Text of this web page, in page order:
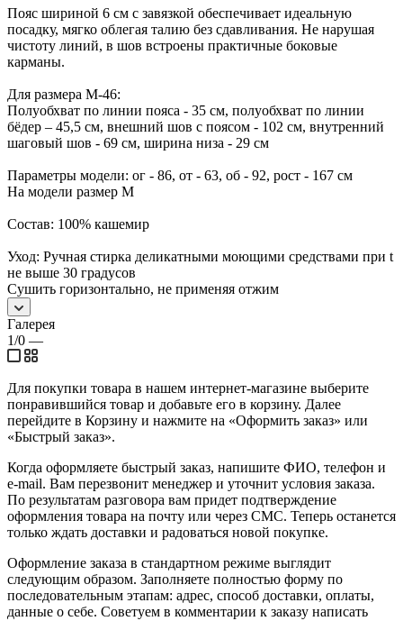
Пояс шириной 6 см с завязкой обеспечивает идеальную
посадку, мягко облегая талию без сдавливания. Не нарушая
чистоту линий, в шов встроены практичные боковые
карманы.
Для размера M-46:
Полуобхват по линии пояса - 35 см, полуобхват по линии
бёдер – 45,5 см, внешний шов с поясом - 102 см, внутренний
шаговый шов - 69 см, ширина низа - 29 см
Параметры модели: ог - 86, от - 63, об - 92, рост - 167 см
На модели размер M
Состав: 100% кашемир
Уход: Ручная стирка деликатными моющими средствами при t
не выше 30 градусов
Сушить горизонтально, не применяя отжим
Галерея
1/0 —
Для покупки товара в нашем интернет-магазине выберите
понравившийся товар и добавьте его в корзину. Далее
перейдите в Корзину и нажмите на «Оформить заказ» или
«Быстрый заказ».
Когда оформляете быстрый заказ, напишите ФИО, телефон и
e-mail. Вам перезвонит менеджер и уточнит условия заказа.
По результатам разговора вам придет подтверждение
оформления товара на почту или через СМС. Теперь останется
только ждать доставки и радоваться новой покупке.
Оформление заказа в стандартном режиме выглядит
следующим образом. Заполняете полностью форму по
последовательным этапам: адрес, способ доставки, оплаты,
данные о себе. Советуем в комментарии к заказу написать